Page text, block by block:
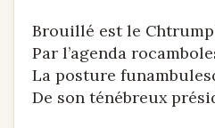
Brouillé est le
Par l’agenda
La posture
De son ténébreux